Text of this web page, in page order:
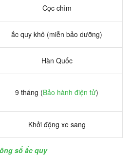
Cọc chìm
ắc quy khô (miễn bảo dưỡng)
Hàn Quốc
9 tháng (Bảo hành điện tử)
Khởi động xe sang
số ắc quy